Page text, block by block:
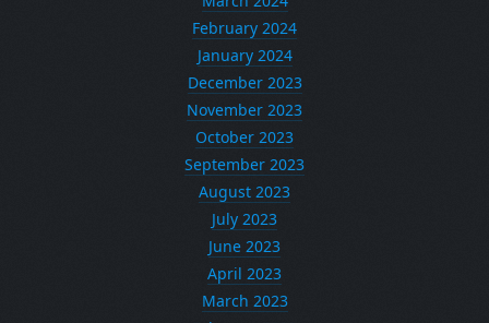
February 2024
January 2024
December 2023
November 2023
October 2023
September 2023
August 2023
July 2023
June 2023
April 2023
March 2023